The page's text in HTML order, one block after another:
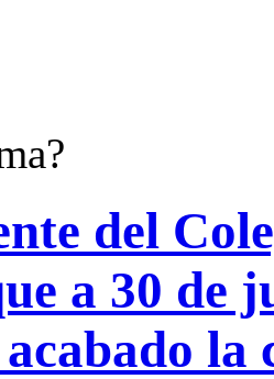
del
a 30 de
acabado